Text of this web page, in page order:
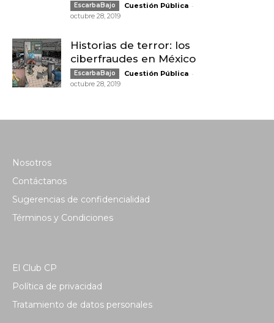
EscarbaBajo Cuestión Pública -
octubre 28, 2019
Historias de terror: los
ciberfraudes en México
EscarbaBajo Cuestión Pública -
octubre 28, 2019
Nosotros
Contáctanos
Sugerencias de confidencialidad
Términos y Condiciones
El Club CP
Política de privacidad
Tratamiento de datos personales